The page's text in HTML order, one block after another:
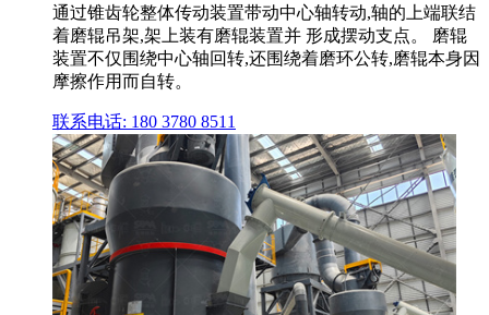
通过锥齿轮整体传动装置带动中心轴转动,轴的上端联结
着磨辊吊架,架上装有磨辊装置并 形成摆动支点。 磨辊
装置不仅围绕中心轴回转,还围绕着磨环公转,磨辊本身因
摩擦作用而自转。
联系电话: 180 3780 8511